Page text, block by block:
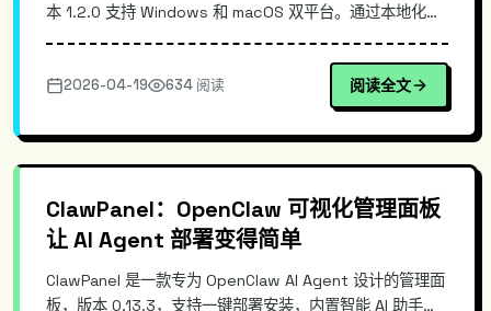
本 1.2.0 支持 Windows 和 macOS 双平台。通过本地化
析、打分和排序，输出结构化推荐建议。相比传统 ATS 系
统的复杂性，TalentLens 提供了更轻便、更私密简历筛选
2026-04-19 634 阅读 阅读全文
ClawPanel：OpenClaw 可视化管理面板
让 AI Agent 部署变得简单
ClawPanel 是一款专为 OpenClaw AI Agent 设计的管理面
板，版本 0.13.3，支持一键部署安装，内置智能 AI 助手辅